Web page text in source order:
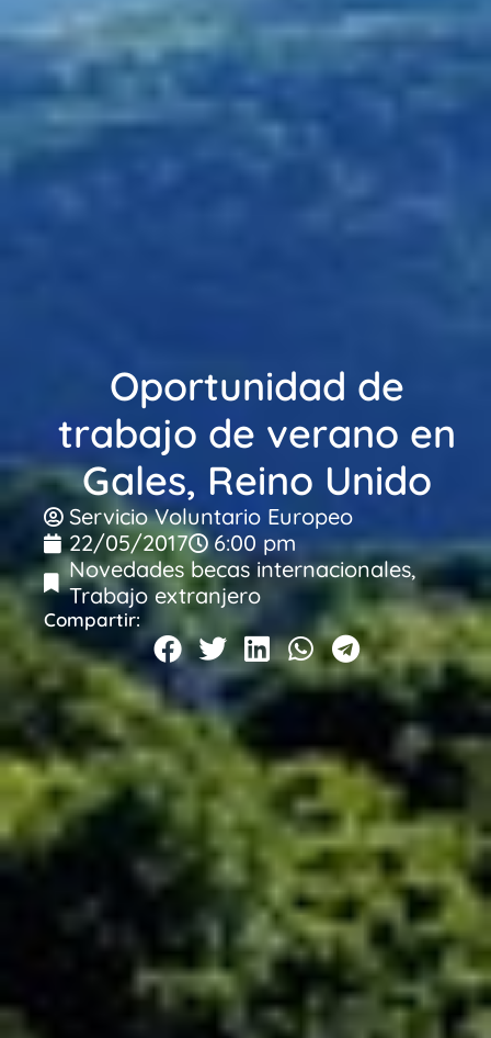
Oportunidad de
trabajo de verano en
Gales, Reino Unido
Servicio Voluntario Europeo
22/05/2017
6:00 pm
Novedades becas internacionales,
Trabajo extranjero
Compartir: